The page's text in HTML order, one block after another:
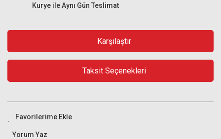
Kurye ile Aynı Gün Teslimat
Karşılaştır
Taksit Seçenekleri
Yorum Yaz